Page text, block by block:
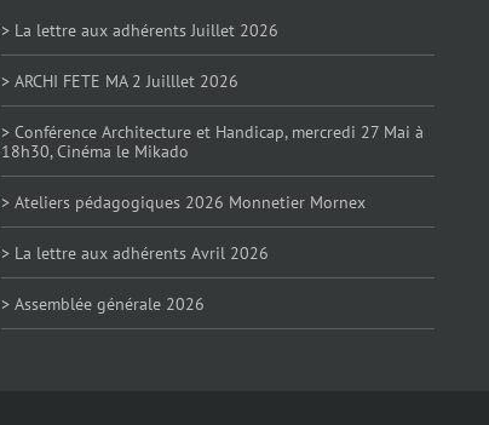
> La lettre aux adhérents Juillet 2026
> ARCHI FETE MA 2 Juilllet 2026
> Conférence Architecture et Handicap, mercredi 27 Mai à
18h30, Cinéma le Mikado
> Ateliers pédagogiques 2026 Monnetier Mornex
> La lettre aux adhérents Avril 2026
> Assemblée générale 2026